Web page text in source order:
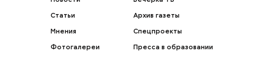
Статьи
Мнения
Фотогалереи
Архив газеты
Спецпроекты
Пресса в образовании